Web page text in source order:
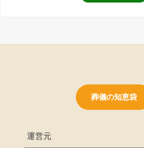
葬儀の知恵袋
運営元